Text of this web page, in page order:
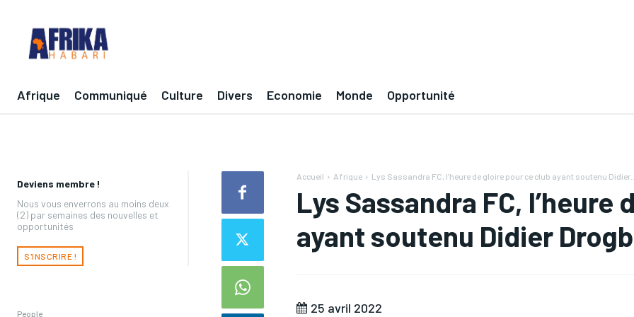
Afrique Communiqué Culture Divers Economie Monde Opportunité
Deviens membre !
Nous vous enverrons au moins deux
(2) par semaines des nouvelles et
opportunités
S'INSCRIRE !
People
Accueil Afrique Lys Sassandra FC, l’heure de gloire pour ce club ayant soutenu Didier...
Lys Sassandra FC,
ayant soutenu Didier
25 avril 2022